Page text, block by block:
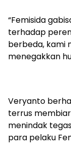
“Femisida
terhadap
berbeda, kami
menegakkan
Veryanto
terrus
menindak
para pelaku